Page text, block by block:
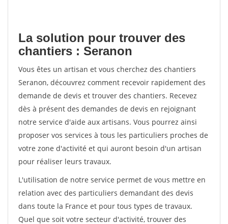
La solution pour trouver des
chantiers : Seranon
Vous êtes un artisan et vous cherchez des chantiers
Seranon, découvrez comment recevoir rapidement des
demande de devis et trouver des chantiers. Recevez
dès à présent des demandes de devis en rejoignant
notre service d'aide aux artisans. Vous pourrez ainsi
proposer vos services à tous les particuliers proches de
votre zone d'activité et qui auront besoin d'un artisan
pour réaliser leurs travaux.
L'utilisation de notre service permet de vous mettre en
relation avec des particuliers demandant des devis
dans toute la France et pour tous types de travaux.
Quel que soit votre secteur d'activité, trouver des